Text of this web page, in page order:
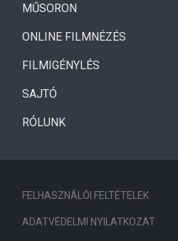
MŰSORON
ONLINE FILMNÉZÉS
FILMIGÉNYLÉS
SAJTÓ
RÓLUNK
FELHASZNÁLÓI FELTÉTELEK
ADATVÉDELMI NYILATKOZAT